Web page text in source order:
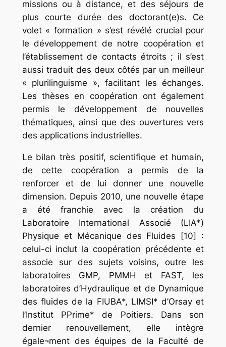
missions ou à distance, et des séjours de
plus courte durée des doctorant(e)s. Ce
volet « formation » s’est révélé crucial pour
le développement de notre coopération et
l’établissement de contacts étroits ; il s’est
aussi traduit des deux côtés par un meilleur
« plurilinguisme », facilitant les échanges.
Les thèses en coo­pération ont également
permis le dévelop­pement de nouvelles
thématiques, ainsi que des ouvertures vers
des applications industrielles.
Le bilan très positif, scientifique et humain,
de cette coopération a permis de la
renforcer et de lui donner une nouvelle
dimension. Depuis 2010, une nouvelle étape
a été franchie avec la création du
Laboratoire International Associé (LIA*)
Physique et Mécanique des Fluides [10] :
celui-ci inclut la coopération précédente et
associe sur des sujets voisins, outre les
laboratoires GMP, PMMH et FAST, les
laboratoires d’Hydraulique et de Dynamique
des fluides de la FIUBA*, LIMSI* d’Orsay et
l’Institut PPrime* de Poitiers. Dans son
dernier renouvellement, elle intègre
égale¬ment des équipes de la Faculté de